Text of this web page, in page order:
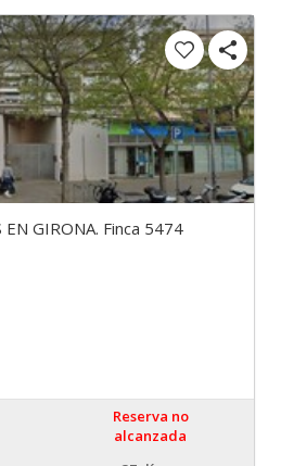
EN GIRONA. Finca 5474
Reserva no
alcanzada